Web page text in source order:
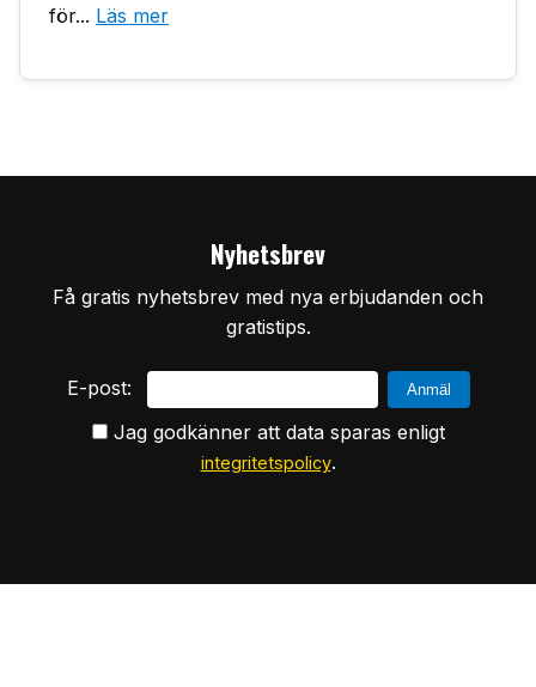
för... Läs mer
Nyhetsbrev
Få gratis nyhetsbrev med nya erbjudanden och
gratistips.
E-post:
Jag godkänner att data sparas enligt
integritetspolicy.